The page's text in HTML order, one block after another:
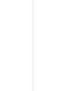
e a
de